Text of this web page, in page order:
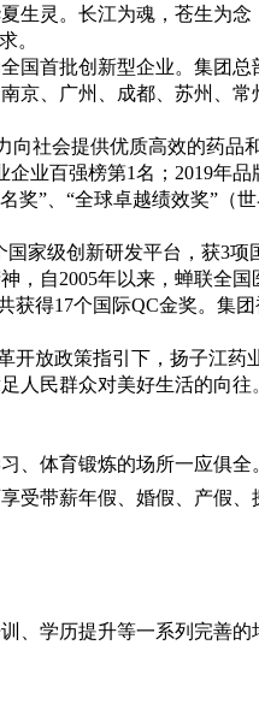
生灵。长江为魂，苍生为
。
国首批创新型企业。集团
京、广州、成都、苏州、
社会提供优质高效的药品
企业百强榜第1名； 2019年品
奖”、“全球卓越绩效奖”（
国家级创新研发平台，获3项
，自2005年以来，蝉联全国
获得17个国际QC金奖。集
开放政策指引下，扬子江药
人民群众对美好生活的向往
、体育锻炼的场所一应俱
受带薪年假、婚假、产假
、学历提升等一系列完善的